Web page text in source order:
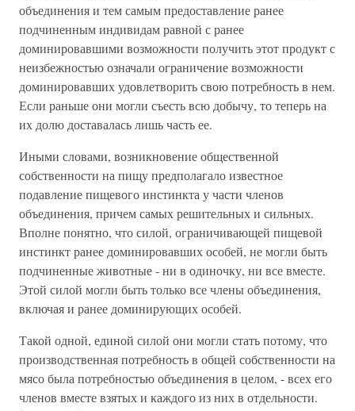
объединения и тем самым предоставление ранее
подчиненным индивидам равной с ранее
доминировавшими возможности получить этот продукт с
неизбежностью означали ограничение возможности
доминировавших удовлетворить свою потребность в нем.
Если раньше они могли съесть всю добычу, то теперь на
их долю доставалась лишь часть ее.
Иными словами, возникновение общественной
собственности на пищу предполагало известное
подавление пищевого инстинкта у части членов
объединения, причем самых решительных и сильных.
Вполне понятно, что силой, ограничивающей пищевой
инстинкт ранее доминировавших особей, не могли быть
подчиненные животные - ни в одиночку, ни все вместе.
Этой силой могли быть только все члены объединения,
включая и ранее доминирующих особей.
Такой одной, единой силой они могли стать потому, что
производственная потребность в общей собственности на
мясо была потребностью объединения в целом, - всех его
членов вместе взятых и каждого из них в отдельности.